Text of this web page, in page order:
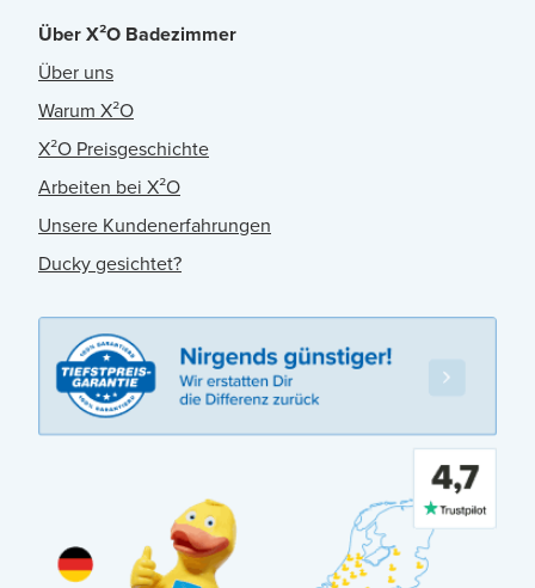
Über X²O Badezimmer
Über uns
Warum X²O
X²O Preisgeschichte
Arbeiten bei X²O
Unsere Kundenerfahrungen
Ducky gesichtet?